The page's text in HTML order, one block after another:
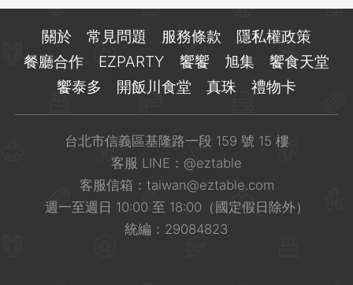
關於 常見問題 服務條款
隱私權政策
餐廳合作
EZPARTY 饗饗 旭集
饗食天堂
饗泰多
開飯川食堂 真珠 禮物卡
台北市信義區基隆路一段 159 號 15 樓
客服 LINE： @eztable
客服信箱： taiwan@eztable.com
週一至週日 10:00 至 18:00（國定假日除外）
統編：29084823